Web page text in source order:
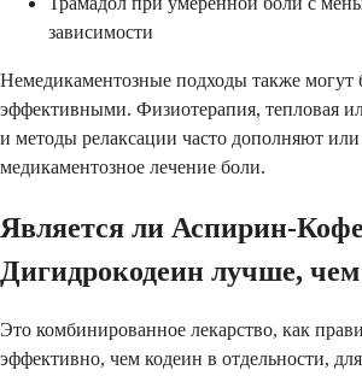
зависимости
Немедикаментозные подходы также могут
эффективными. Физиотерапия, тепловая
и методы релаксации часто дополняют
медикаментозное лечение боли.
Является ли Аспирин-
Дигидрокодеин лучше,
Это комбинированное лекарство, как
эффективно, чем кодеин в отдельности,